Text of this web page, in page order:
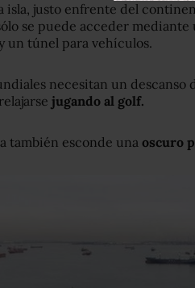
isla, justo enfrente del
se puede acceder
un túnel para vehículos.
necesitan un
jugando al golf.
también esconde una oscuro